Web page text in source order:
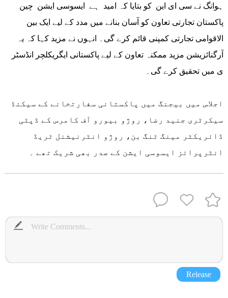
پاکستان تجارتی تعاون کو آسان بنانے میں مدد کے لیے ایک بین
الاقوامی تجارتی کمپنی قائم کرے گی۔ انہوں نے مزید کہا کہ یہ
آرگنائزیشن مزید ممکنہ تعاون کے لیے پاکستانی ایگریکلچر انڈسٹر
ی میں تحقیق کرے گی۔
اجلاس میں بیجنگ میں پاکستانی سفارتخانے کے سیکنڈ
سیکرٹری جنید رضا، روژو بیورو آف کامرس کے ڈپٹی
ڈائریکٹر مینگ ٹنگ بن، روژو انٹرنیشنل ٹریڈ
انٹرپرائز ایسوسی ایشن کے صدر بھی شریک تھے ۔
Release